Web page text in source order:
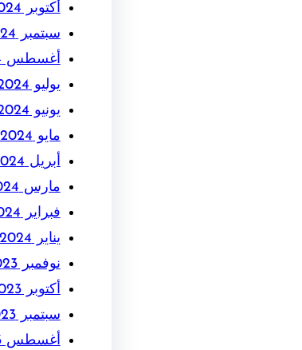
أكتوبر 2024
سبتمبر 2024
أغسطس 2024
يوليو 2024
يونيو 2024
مايو 2024
أبريل 2024
مارس 2024
فبراير 2024
يناير 2024
نوفمبر 2023
أكتوبر 2023
سبتمبر 2023
أغسطس 2023